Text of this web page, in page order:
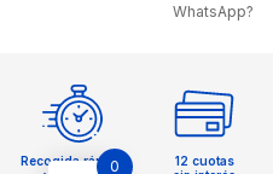
WhatsApp?
Recogida rápida
12 cuotas
0